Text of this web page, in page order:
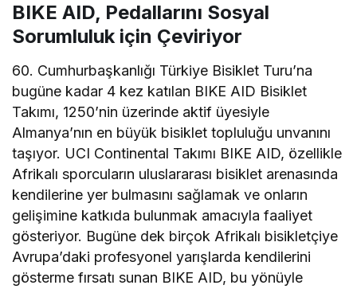
BIKE AID, Pedallarını Sosyal
Sorumluluk için Çeviriyor
60. Cumhurbaşkanlığı Türkiye Bisiklet Turu’na
bugüne kadar 4 kez katılan BIKE AID Bisiklet
Takımı, 1250’nin üzerinde aktif üyesiyle
Almanya’nın en büyük bisiklet topluluğu unvanını
taşıyor. UCI Continental Takımı BIKE AID, özellikle
Afrikalı sporcuların uluslararası bisiklet arenasında
kendilerine yer bulmasını sağlamak ve onların
gelişimine katkıda bulunmak amacıyla faaliyet
gösteriyor. Bugüne dek birçok Afrikalı bisikletçiye
Avrupa’daki profesyonel yarışlarda kendilerini
gösterme fırsatı sunan BIKE AID, bu yönüyle